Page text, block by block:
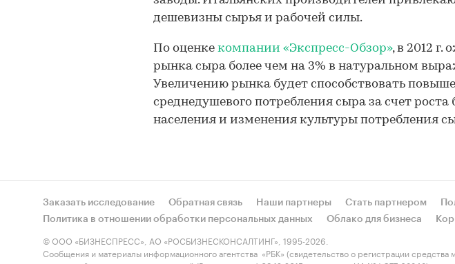
дешевизны сырья и рабочей силы.
По оценке компании «Экспресс-Обзор», в 2012 г.
рынка сыра более чем на 3% в натуральном
Увеличению рынка будет способствовать
среднедушевого потребления сыра за счет роста
населения и изменения культуры потребления
Заказать исследование Обратная связь Наши партнеры Стать партнером
Политика в отношении обработки персональных данных
Облако для бизнеса
© ООО «БИЗНЕСПРЕСС», АО «РОСБИЗНЕСКОНСАЛТИНГ», 1995-2026.
Сообщения и материалы информационного агентства «РБК» (свидетельство о регистрации